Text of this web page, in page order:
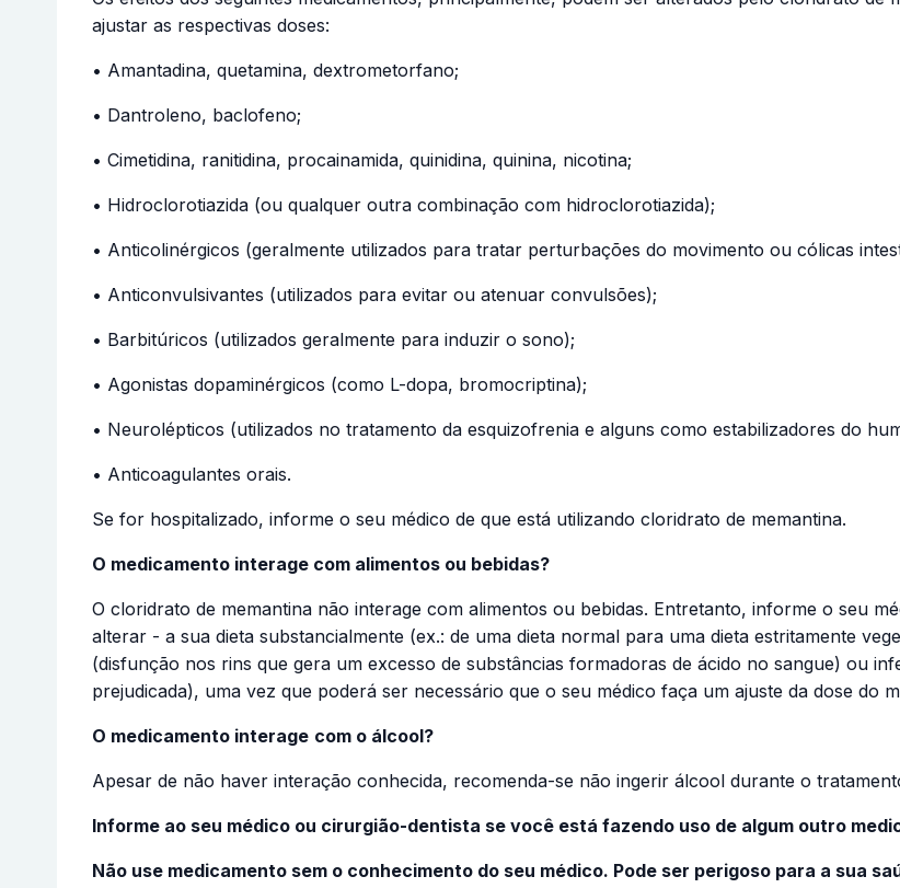
ajustar as respectivas doses:
• Amantadina, quetamina, dextrometorfano;
• Dantroleno, baclofeno;
• Cimetidina, ranitidina, procainamida, quinidina, quinina, nicotina;
• Hidroclorotiazida (ou qualquer outra combinação com hidroclorotiazida);
• Anticolinérgicos (geralmente utilizados para tratar perturbações do movimento ou cólicas
• Anticonvulsivantes (utilizados para evitar ou atenuar convulsões);
• Barbitúricos (utilizados geralmente para induzir o sono);
• Agonistas dopaminérgicos (como L-dopa, bromocriptina);
• Neurolépticos (utilizados no tratamento da esquizofrenia e alguns como estabilizadores do
• Anticoagulantes orais.
Se for hospitalizado, informe o seu médico de que está utilizando cloridrato de memantina.
O medicamento interage com alimentos ou bebidas?
O cloridrato de memantina não interage com alimentos ou bebidas. Entretanto, informe o seu
alterar - a sua dieta substancialmente (ex.: de uma dieta normal para uma dieta estritamente
(disfunção nos rins que gera um excesso de substâncias formadoras de ácido no sangue) ou
prejudicada), uma vez que poderá ser necessário que o seu médico faça um ajuste da dose do
O medicamento interage com o álcool?
Apesar de não haver interação conhecida, recomenda-se não ingerir álcool durante o
Informe ao seu médico ou cirurgião-dentista se você está fazendo uso de algum outro
Não use medicamento sem o conhecimento do seu médico. Pode ser perigoso para a sua